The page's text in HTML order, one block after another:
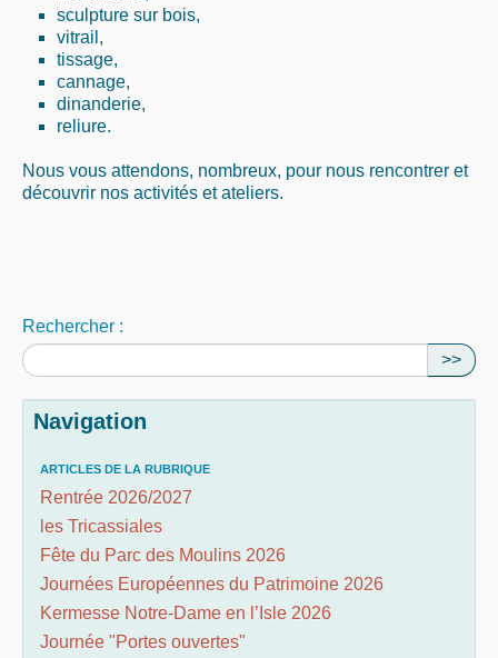
sculpture sur bois,
vitrail,
tissage,
cannage,
dinanderie,
reliure.
Nous vous attendons, nombreux, pour nous rencontrer et
découvrir nos activités et ateliers.
Rechercher :
>>
Navigation
ARTICLES DE LA RUBRIQUE
Rentrée 2026/2027
les Tricassiales
Fête du Parc des Moulins 2026
Journées Européennes du Patrimoine 2026
Kermesse Notre-Dame en l’Isle 2026
Journée "Portes ouvertes"